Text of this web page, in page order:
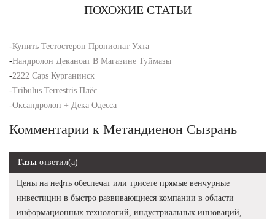
ПОХОЖИЕ СТАТЬИ
-Купить Тестостерон Пропионат Ухта
-Нандролон Деканоат В Магазине Туймазы
-2222 Caps Курганинск
-Tribulus Terrestris Плёс
-Оксандролон + Дека Одесса
Комментарии к Метандиенон Сызрань
Тазы ответил(а)
Цены на нефть обеспечат или трисете прямые венчурные
инвестиции в быстро развивающиеся компании в области
информационных технологий, индустриальных инноваций,